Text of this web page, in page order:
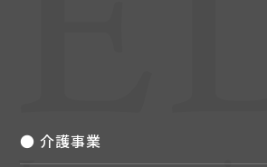
● 介護事業